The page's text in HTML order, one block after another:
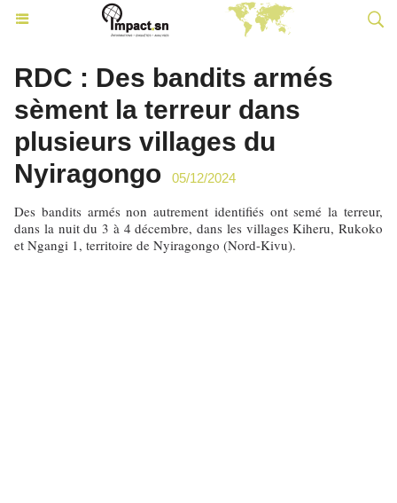
RDC : Des bandits armés
sèment la terreur dans
plusieurs villages du
Nyiragongo
05/12/2024
Des bandits armés non autrement identifiés ont semé la terreur,
dans la nuit du 3 à 4 décembre, dans les villages Kiheru, Rukoko
et Ngangi 1, territoire de Nyiragongo (Nord-Kivu).